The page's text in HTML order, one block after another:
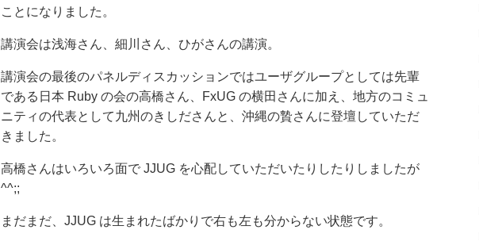
ことになりました。
講演会は浅海さん、細川さん、ひがさんの講演。
講演会の最後のパネルディスカッションではユーザグループとしては先輩
である日本 Ruby の会の高橋さん、FxUG の横田さんに加え、地方のコミュ
ニティの代表として九州のきしださんと、沖縄の贄さんに登壇していただ
きました。
高橋さんはいろいろ面で JJUG を心配していただいたりしたりしましたが
^^;;
まだまだ、JJUG は生まれたばかりで右も左も分からない状態です。